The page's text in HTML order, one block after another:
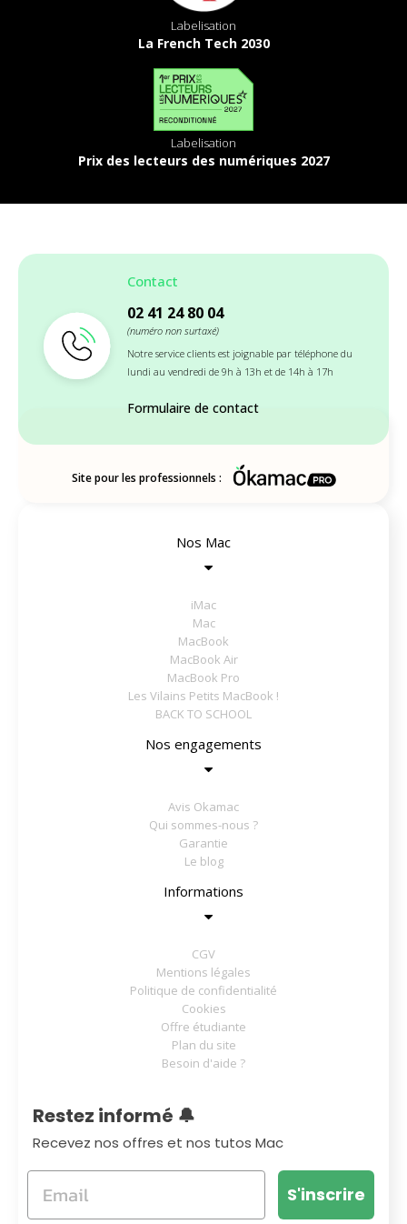
Labelisation
La French Tech 2030
Labelisation
Prix des lecteurs des numériques 2027
Contact
02 41 24 80 04
(numéro non surtaxé)
Notre service clients est joignable par téléphone du
lundi au vendredi de 9h à 13h et de 14h à 17h
Formulaire de contact
Site pour les professionnels :
Nos Mac
iMac
Mac
MacBook
MacBook Air
MacBook Pro
Les Vilains Petits MacBook !
BACK TO SCHOOL
Nos engagements
Avis Okamac
Qui sommes-nous ?
Garantie
Le blog
Informations
CGV
Mentions légales
Politique de confidentialité
Cookies
Offre étudiante
Plan du site
Besoin d'aide ?
Restez informé 🔔
Recevez nos offres et nos tutos Mac
S'inscrire